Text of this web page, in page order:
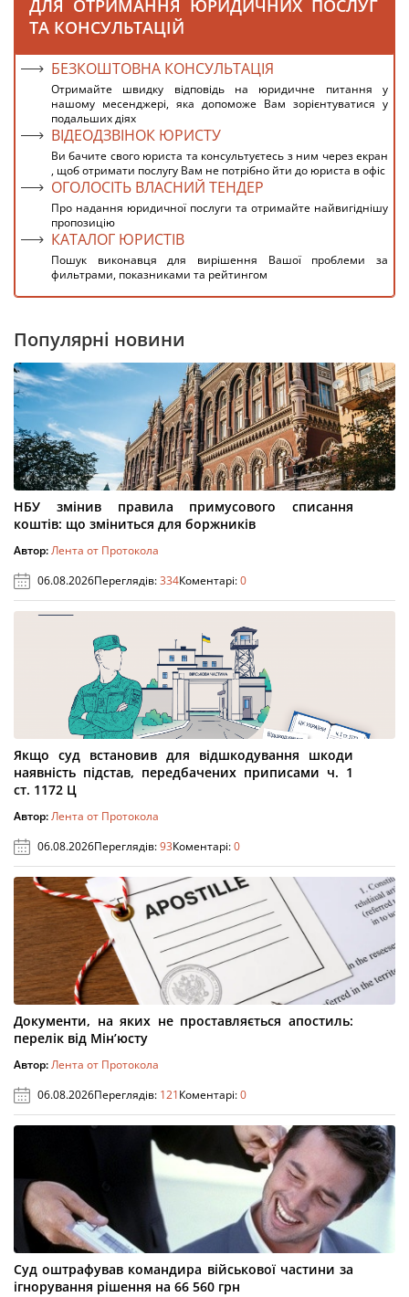
ДЛЯ ОТРИМАННЯ ЮРИДИЧНИХ ПОСЛУГ
ТА КОНСУЛЬТАЦІЙ
БЕЗКОШТОВНА КОНСУЛЬТАЦІЯ
Отримайте швидку відповідь на юридичне питання у
нашому месенджері, яка допоможе Вам зорієнтуватися у
подальших діях
ВІДЕОДЗВІНОК ЮРИСТУ
Ви бачите свого юриста та консультуєтесь з ним через екран
, щоб отримати послугу Вам не потрібно йти до юриста в офіс
ОГОЛОСІТЬ ВЛАСНИЙ ТЕНДЕР
Про надання юридичної послуги та отримайте найвигіднішу
пропозицію
КАТАЛОГ ЮРИСТІВ
Пошук виконавця для вирішення Вашої проблеми за
фильтрами, показниками та рейтингом
Популярні новини
НБУ змінив правила примусового списання
коштів: що зміниться для боржників
Автор:Лента от Протокола
06.08.2026Переглядів:334Коментарі:0
Якщо суд встановив для відшкодування шкоди
наявність підстав, передбачених приписами ч. 1
ст. 1172 Ц
Автор:Лента от Протокола
06.08.2026Переглядів:93Коментарі:0
Документи, на яких не проставляється апостиль:
перелік від Мін’юсту
Автор:Лента от Протокола
06.08.2026Переглядів: 121Коментарі:0
Суд оштрафував командира військової частини за
ігнорування рішення на 66 560 грн